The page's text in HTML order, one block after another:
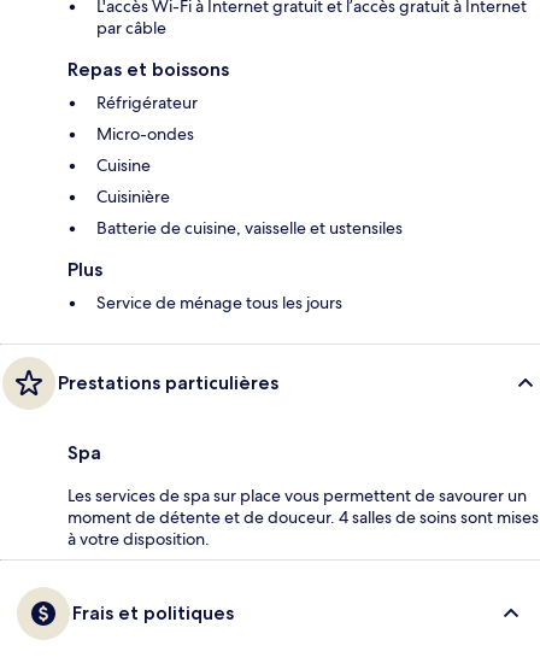
L'accès Wi-Fi à Internet gratuit et l’accès gratuit à Internet
par câble
Repas et boissons
Réfrigérateur
Micro-ondes
Cuisine
Cuisinière
Batterie de cuisine, vaisselle et ustensiles
Plus
Service de ménage tous les jours
Prestations particulières
Spa
Les services de spa sur place vous permettent de savourer un
moment de détente et de douceur. 4 salles de soins sont mises
à votre disposition.
Frais et politiques